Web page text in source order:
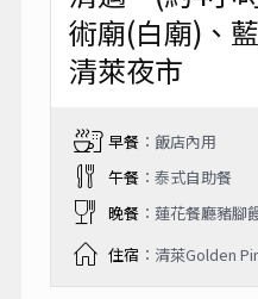
※溫馨提示：如果到
售票處提供沙龍租借
在腰間，遮住下半身即
Day 2